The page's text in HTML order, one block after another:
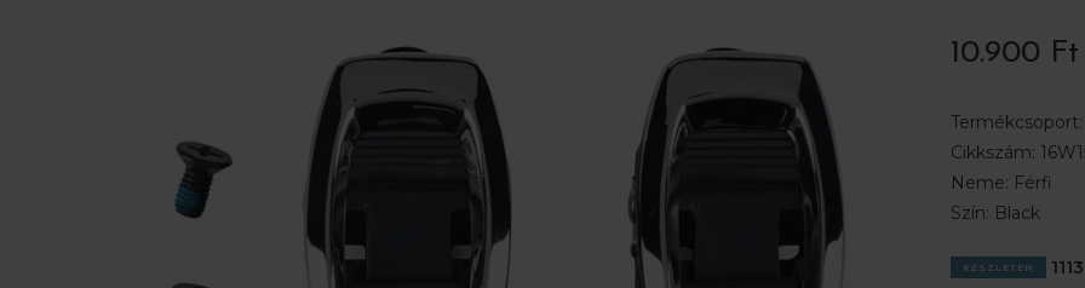
10.900 Ft
Termékcsoport:
Cikkszám:
Neme: Férfi
Szín: Black
KÉSZLETEN